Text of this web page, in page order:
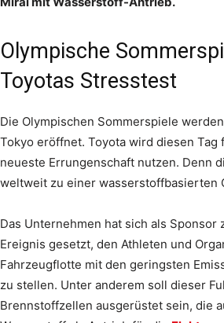
Olympische
Toyotas Stresstest
Die Olympischen Sommerspiele
Tokyo eröffnet. Toyota wird diesen Tag
neueste Errungenschaft nutzen. Denn
weltweit zu einer wasserstoffbasierten
Das Unternehmen hat sich als Sponsor
Ereignis gesetzt, den Athleten und
Fahrzeugflotte mit den geringsten
zu stellen. Unter anderem soll dieser
Brennstoffzellen ausgerüstet sein, die